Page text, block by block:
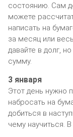
состоянию. Сам
можете
написать на
за месяц или
давайте в долг,
сумму.
3 января
Этот день нужно
набросать на
добиться в
чему научиться. В